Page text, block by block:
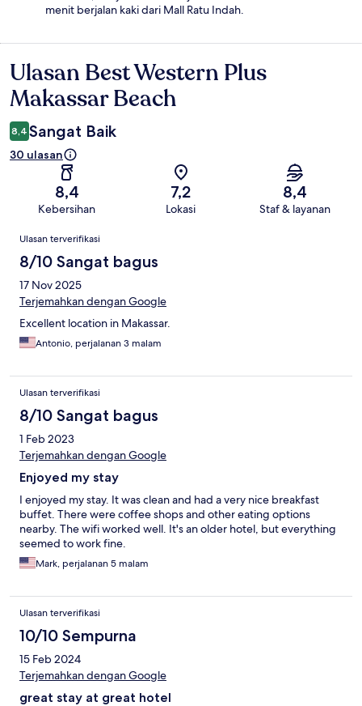
menit berjalan kaki dari Mall Ratu Indah.
Ulasan
Ulasan Best Western Plus
Makassar Beach
8,4 Sangat Baik
30 ulasan
8,4
Kebersihan
7,2
Lokasi
8,4
Staf & layanan
Ulasan
Ulasan terverifikasi
8/10 Sangat bagus
17 Nov 2025
Terjemahkan dengan Google
Excellent location in Makassar.
Antonio, perjalanan 3 malam
Ulasan terverifikasi
8/10 Sangat bagus
1 Feb 2023
Terjemahkan dengan Google
Enjoyed my stay
I enjoyed my stay. It was clean and had a very nice breakfast
buffet. There were coffee shops and other eating options
nearby. The wifi worked well. It's an older hotel, but everything
seemed to work fine.
Mark, perjalanan 5 malam
Ulasan terverifikasi
10/10 Sempurna
15 Feb 2024
Terjemahkan dengan Google
great stay at great hotel